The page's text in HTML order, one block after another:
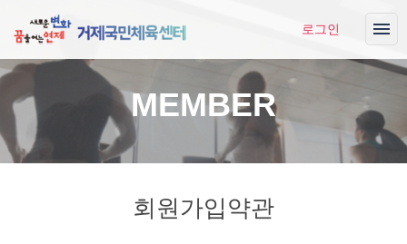
로그인
MEMBER
회원가입약관